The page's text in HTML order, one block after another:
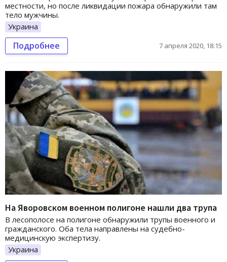
местности, но после ликвидации пожара обнаружили там
тело мужчины.
Украина
Подробнее 7 апреля 2020, 18:15
На Яворовском военном полигоне нашли два трупа
В лесополосе на полигоне обнаружили трупы военного и
гражданского. Оба тела направлены на судебно-
медицинскую экспертизу.
Украина